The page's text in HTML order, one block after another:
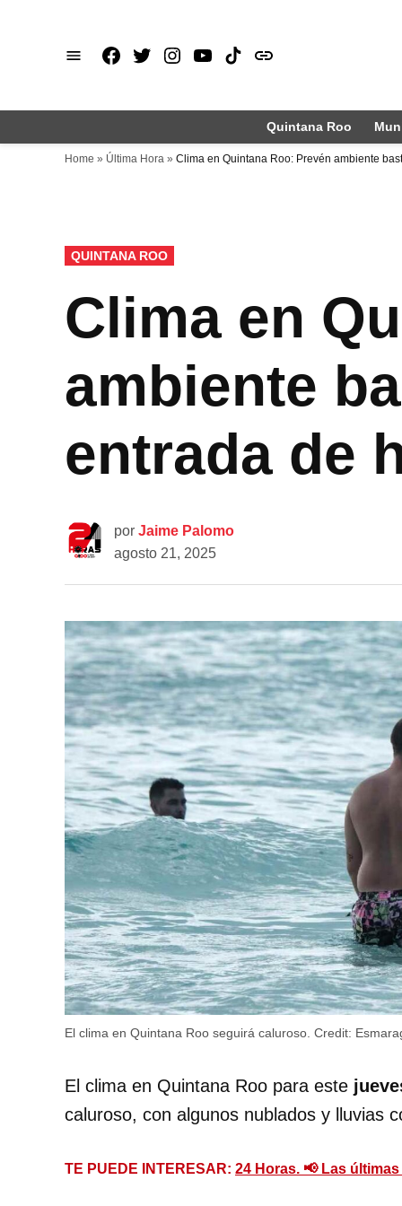
Facebook
X Instagram
Youtube
TikTok
issuu
Quintana Roo
Home » Última Hora » Clima en Quintana Roo: Prevén ambiente
PUBLICADO
EN
QUINTANA ROO
Clima en
ambiente
entrada de
por Jaime Palomo
agosto 21, 2025
El clima en Quintana Roo seguirá caluroso. Credit:
El clima en Quintana Roo para este
caluroso, con algunos nublados y lluvias
TE PUEDE INTERESAR: 24 Horas. 📢 Las